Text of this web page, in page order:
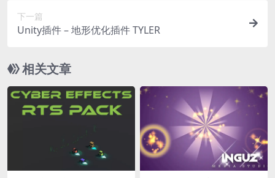
下一篇
Unity插件 – 地形优化插件 TYLER
相关文章